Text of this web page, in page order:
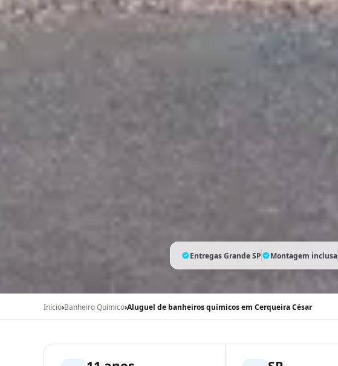
Entregas Grande SP Montagem inclusa
Início›Banheiro Químico›Aluguel de banheiros químicos em Cerqueira César